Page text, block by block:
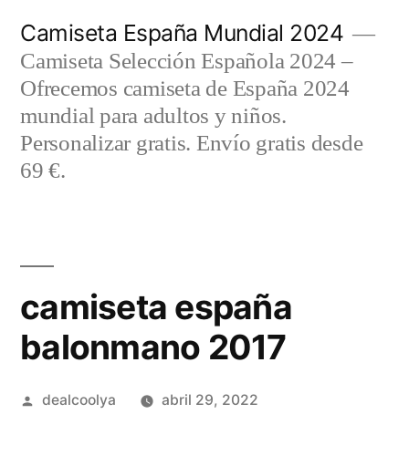
contenido
Camiseta España Mundial 2024
Camiseta Selección Española 2024 –
Ofrecemos camiseta de España 2024
mundial para adultos y niños.
Personalizar gratis. Envío gratis desde
69 €.
camiseta españa
balonmano 2017
Publicado
dealcoolya abril 29, 2022